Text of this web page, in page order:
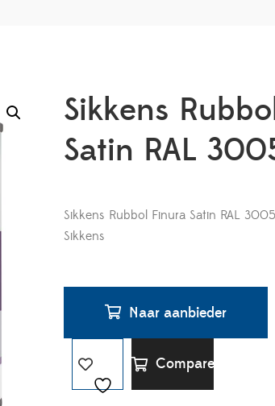
Sikkens
Satin RAL
Sikkens Rubbol Finura Satin RAL
Sikkens
Naar aanbieder
Compare